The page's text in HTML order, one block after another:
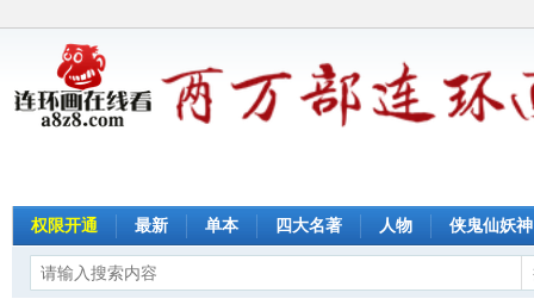
权限开通 最新 单本 四大名著 人物 侠鬼仙妖神